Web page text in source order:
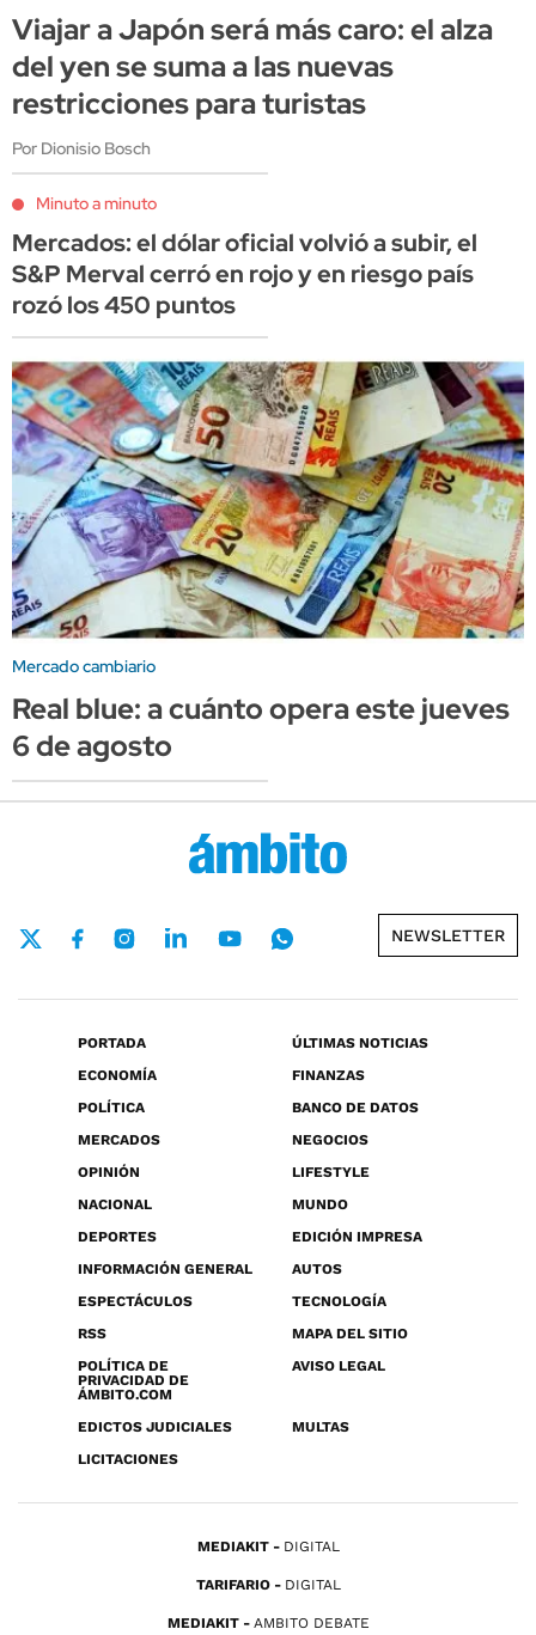
Viajar a Japón será más caro: el alza
del yen se suma a las nuevas
restricciones para turistas
Por Dionisio Bosch
Minuto a minuto
Mercados: el dólar oficial volvió a subir, el
S&P Merval cerró en rojo y en riesgo país
rozó los 450 puntos
Mercado cambiario
Real blue: a cuánto opera este jueves
6 de agosto
NEWSLETTER
PORTADA
ÚLTIMAS NOTICIAS
ECONOMÍA
FINANZAS
POLÍTICA
BANCO DE DATOS
MERCADOS
NEGOCIOS
OPINIÓN
LIFESTYLE
NACIONAL
MUNDO
DEPORTES
EDICIÓN IMPRESA
INFORMACIÓN GENERAL
AUTOS
ESPECTÁCULOS
TECNOLOGÍA
RSS
MAPA DEL SITIO
POLÍTICA DE
PRIVACIDAD DE
ÁMBITO.COM
AVISO LEGAL
EDICTOS JUDICIALES
MULTAS
LICITACIONES
MEDIAKIT DIGITAL
TARIFARIO DIGITAL
MEDIAKIT AMBITO DEBATE